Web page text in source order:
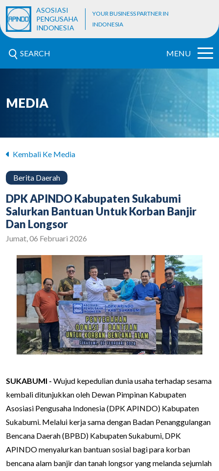
ASOSIASI
PENGUSAHA
INDONESIA
YOUR BUSINESS PARTNER IN
INDONESIA
SEARCH MENU
MEDIA
Kembali Ke Media
Berita Daerah
DPK APINDO Kabupaten Sukabumi
Salurkan Bantuan Untuk Korban Banjir
Dan Longsor
Jumat, 06 Februari 2026
SUKABUMI - Wujud kepedulian dunia usaha terhadap sesama
kembali ditunjukkan oleh Dewan Pimpinan Kabupaten
Asosiasi Pengusaha Indonesia (DPK APINDO) Kabupaten
Sukabumi. Melalui kerja sama dengan Badan Penanggulangan
Bencana Daerah (BPBD) Kabupaten Sukabumi, DPK
APINDO menyalurkan bantuan sosial bagi para korban
bencana alam banjir dan tanah longsor yang melanda sejumlah